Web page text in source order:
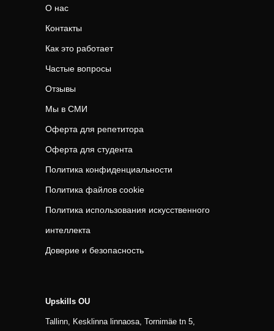
О нас
Контакты
Как это работает
Частые вопросы
Отзывы
Мы в СМИ
Оферта для репетитора
Оферта для студента
Политика конфиденциальности
Политика файлов cookie
Политика использования искусственного
интеллекта
Доверие и безопасность
Upskills OU
Tallinn, Kesklinna linnaosa, Tornimäe tn 5,